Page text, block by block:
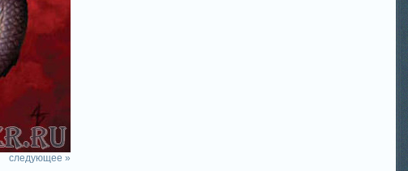
следующее »